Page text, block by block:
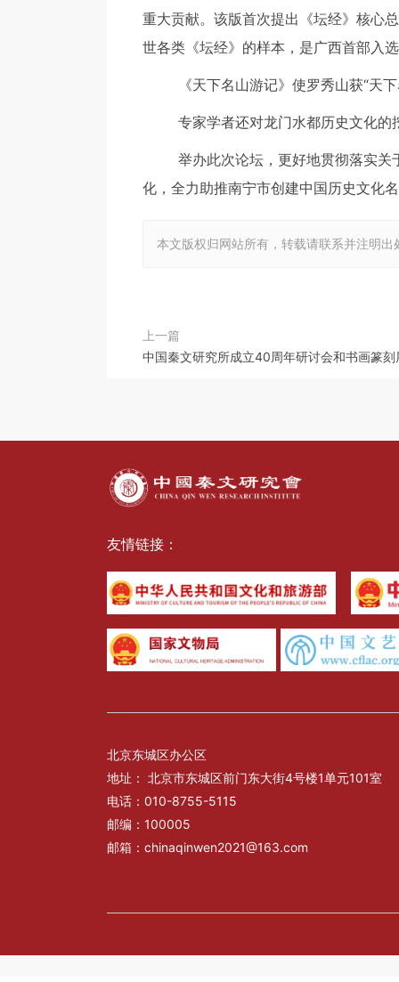
重大贡献。该版首次提出《坛经》核心
世各类《坛经》的样本，是广西首部入
《天下名山游记》使罗秀山获“天下
专家学者还对龙门水都历史文化的挖
举办此次论坛，更好地贯彻落实关于
化，全力助推南宁市创建中国历史文化
本文版权归网站所有，转载请联系并注明
上一篇
中国秦文研究所成立40周年研讨会和书画篆刻
北京东城区办公区
地址： 北京市东城区前门东大街4号楼1单元101室
电话：010-8755-5115
邮编：100005
邮箱：chinaqinwen2021@163.com
友情链接：